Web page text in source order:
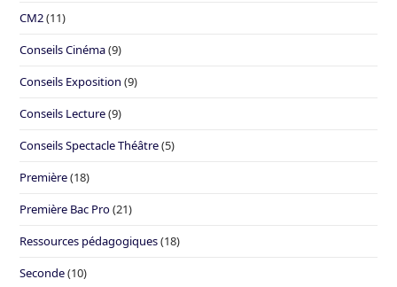
CM2(11)
Conseils Cinéma(9)
Conseils Exposition (9)
Conseils Lecture(9)
Conseils Spectacle Théâtre(5)
Première(18)
Première Bac Pro(21)
Ressources pédagogiques(18)
Seconde(10)